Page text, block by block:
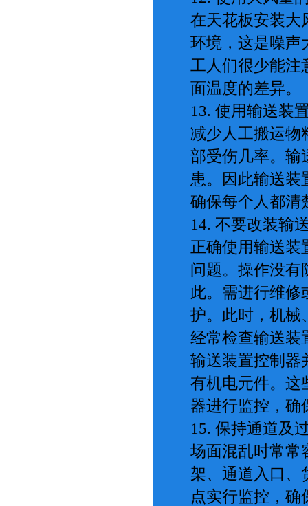
在天花板安装大
环境，这是噪声
工人们很少能注
面温度的差异。
13. 使用输送装
减少人工搬运物
部受伤几率。输
患。因此输送装
确保每个人都清
14. 不要改装输
正确使用输送装
问题。操作没有
此。需进行维修
护。此时，机械
经常检查输送装
输送装置控制器
有机电元件。这
器进行监控，确
15. 保持通道及
场面混乱时常常
架、通道入口、
点实行监控，